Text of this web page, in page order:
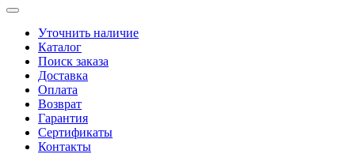
Уточнить наличие
Каталог
Поиск заказа
Доставка
Оплата
Возврат
Гарантия
Сертификаты
Контакты